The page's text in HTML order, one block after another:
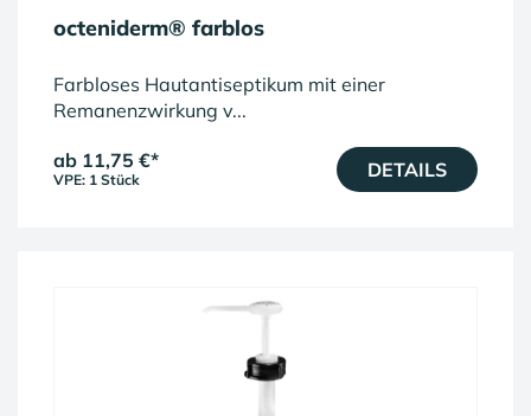
octeniderm® farblos
Farbloses Hautantiseptikum mit einer
Remanenzwirkung v...
ab 11,75 €*
VPE: 1 Stück DETAILS